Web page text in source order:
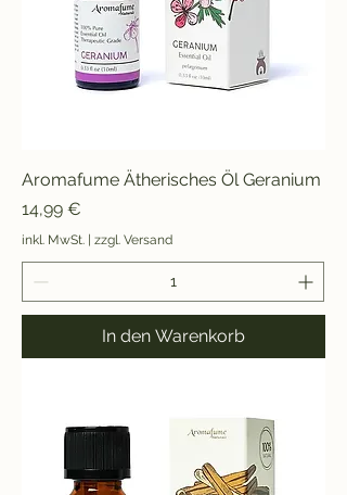
Aromafume Ätherisches Öl Geranium
Preis
14,99 €
inkl. MwSt. | zzgl. Versand
In den Warenkorb